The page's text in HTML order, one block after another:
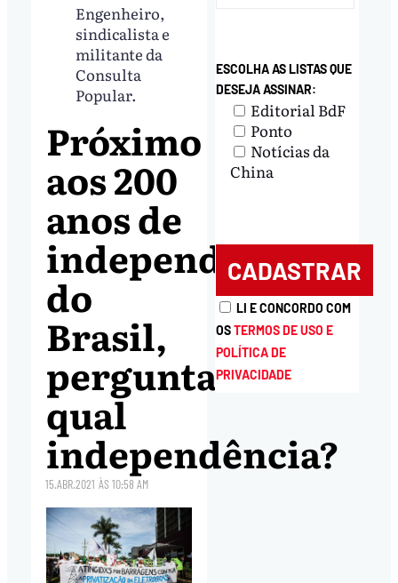
Engenheiro,
sindicalista e
militante da
Consulta
Popular.
Próximo
aos 200
anos de
independência
do
Brasil,
perguntamos:
qual
independência?
15.ABR.2021 ÀS10:58 AM
ESCOLHA AS LISTAS QUE
DESEJA ASSINAR:
Editorial BdF
Ponto
Notícias da
China
LI E CONCORDO COM
OSTERMOS DE USO E
POLÍTICA DE
PRIVACIDADE